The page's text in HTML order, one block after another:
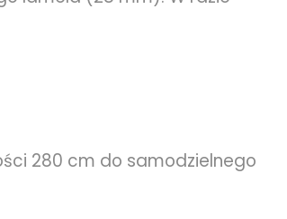
280 cm do samodzielnego